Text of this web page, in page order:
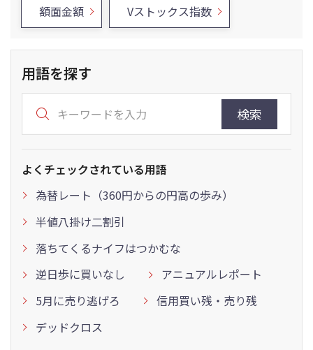
額面金額 Vストックス指数
用語を探す
検索
よくチェックされている用語
為替レート（360円からの円高の歩み）
半値八掛け二割引
落ちてくるナイフはつかむな
逆日歩に買いなし
アニュアルレポート
5月に売り逃げろ
信用買い残・売り残
デッドクロス